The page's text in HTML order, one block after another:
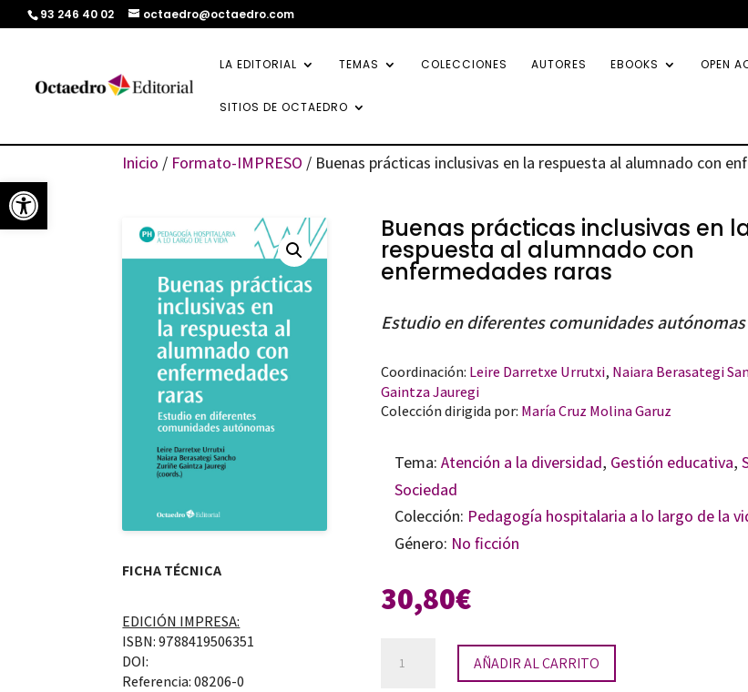
Abrir barra de herramientas
93 246 40 02 octaedro@octaedro.com
LA EDITORIAL TEMAS COLECCIONES AUTORES EBOOKS OPEN
SITIOS DE OCTAEDRO
Inicio / Formato-IMPRESO / Buenas prácticas inclusivas en la respuesta al alumnado con
FICHA TÉCNICA
EDICIÓN IMPRESA:
ISBN: 9788419506351
DOI:
Referencia: 08206-0
Buenas prácticas inclusivas en
respuesta al alumnado con
enfermedades raras
Estudio en diferentes comunidades autónomas
Coordinación: Leire Darretxe Urrutxi, Naiara Berasategi
Gaintza Jauregi
Colección dirigida por: María Cruz Molina Garuz
Tema: Atención a la diversidad, Gestión educativa,
Sociedad
Colección: Pedagogía hospitalaria a lo largo de la
Género: No ficción
30,80€
AÑADIR AL CARRITO